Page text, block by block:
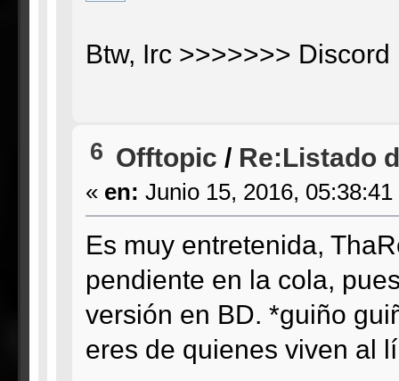
Btw, Irc >>>>>>> Discord
6 Offtopic / Re:Listado
« en: Junio 15, 2016, 05:38:41
Es muy entretenida,
pendiente en la cola,
versión en BD. *guiño
eres de quienes viven al